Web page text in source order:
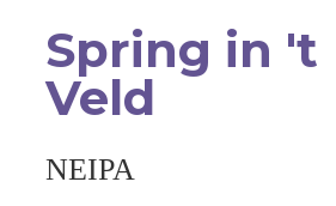
Spring in 't
Veld
NEIPA